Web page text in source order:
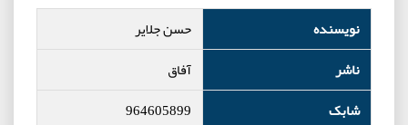
نویسنده
حسن جلاير
ناشر
آفاق
شابک
964605899